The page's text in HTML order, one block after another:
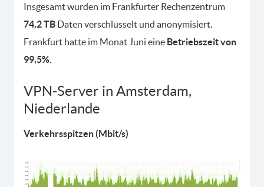
Insgesamt wurden im Frankfurter Rechenzentrum
74,2 TB Daten verschlüsselt und anonymisiert.
Frankfurt hatte im Monat Juni eine Betriebszeit von
99,5%.
VPN-Server in Amsterdam,
Niederlande
Verkehrsspitzen (Mbit/s)